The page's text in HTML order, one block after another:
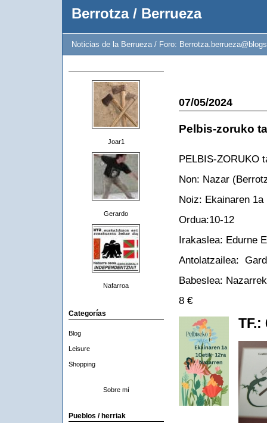
Berrotza / Berrueza
Noticias de la Berrueza / Foro:
Joar1
Gerardo
Nafarroa
Categorías
Blog
Leisure
Shopping
Sobre mí
Pueblos / herriak
07/05/2024
Pelbis-zoruko
PELBIS-ZORUKO
Non: Nazar
Noiz: Ekainaren 1a
Ordua:10-12
Irakaslea: Edurne
Antolatzailea:
Babeslea:
8 €
TF.: